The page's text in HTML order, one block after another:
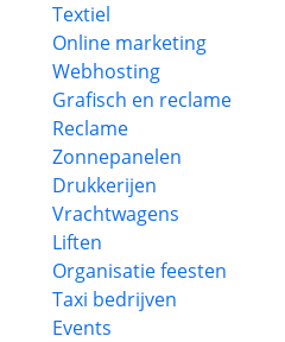
Textiel
Online marketing
Webhosting
Grafisch en reclame
Reclame
Zonnepanelen
Drukkerijen
Vrachtwagens
Liften
Organisatie feesten
Taxi bedrijven
Events